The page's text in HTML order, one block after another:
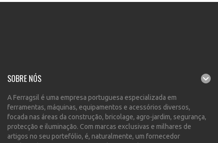
SOBRE NÓS
A Ferragsil é uma empresa portuguesa especializada em
ferramentas, máquinas, equipamentos e acessórios diversos,
focada nas áreas da construção, bricolage, agro-jardim, segurança,
protecção e iluminação. Com marcas exclusivas e milhares de
artigos no seu portefólio, é, naturalmente, um fornecedor